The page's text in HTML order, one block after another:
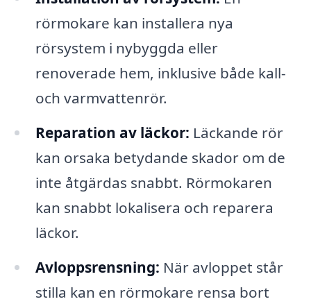
rörmokare kan installera nya
rörsystem i nybyggda eller
renoverade hem, inklusive både kall-
och varmvattenrör.
Reparation av läckor: Läckande rör
kan orsaka betydande skador om de
inte åtgärdas snabbt. Rörmokaren
kan snabbt lokalisera och reparera
läckor.
Avloppsrensning: När avloppet står
stilla kan en rörmokare rensa bort